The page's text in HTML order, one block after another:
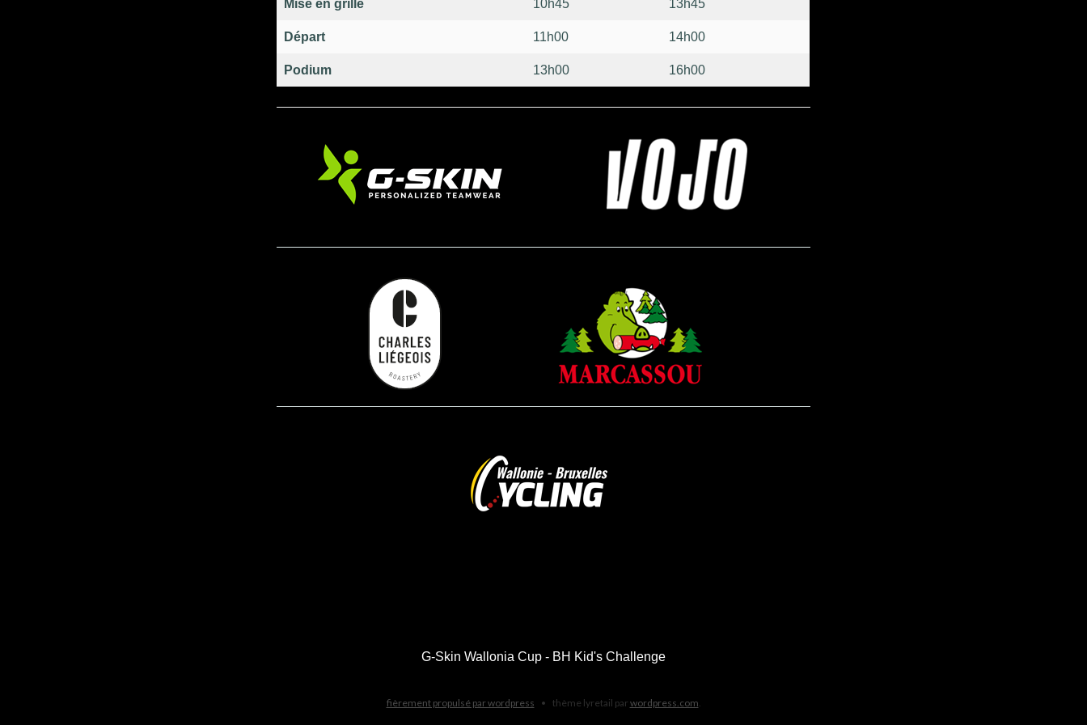
Mise en grille 10h45 13h45
Départ 11h00 14h00
Podium 13h00 16h00
G-Skin Wallonia Cup - BH Kid's Challenge
fièrement propulsé par wordpress • thème lyretail par wordpress.com.